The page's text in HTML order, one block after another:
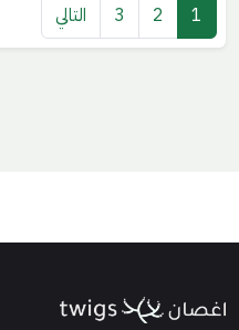
1
2
3 التالي